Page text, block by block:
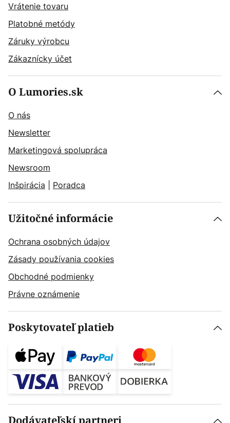
Vrátenie tovaru
Platobné metódy
Záruky výrobcu
Zákaznícky účet
O Lumories.sk
O nás
Newsletter
Marketingová spolupráca
Newsroom
Inšpirácia
Poradca
Užitočné informácie
Ochrana osobných údajov
Zásady používania cookies
Obchodné podmienky
Právne oznámenie
Poskytovateľ platieb